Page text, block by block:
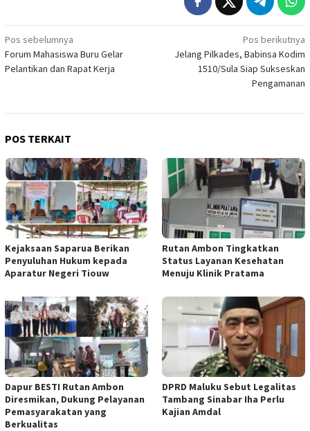
Navigasi
pos
Pos sebelumnya
Forum Mahasiswa Buru Gelar
Pelantikan dan Rapat Kerja
Pos berikutnya
Jelang Pilkades, Babinsa Kodim
1510/Sula Siap Sukseskan
Pengamanan
POS TERKAIT
Kejaksaan Saparua Berikan
Penyuluhan Hukum kepada
Aparatur Negeri Tiouw
Rutan Ambon Tingkatkan
Status Layanan Kesehatan
Menuju Klinik Pratama
Dapur BESTI Rutan Ambon
Diresmikan, Dukung Pelayanan
Pemasyarakatan yang
Berkualitas
DPRD Maluku Sebut Legalitas
Tambang Sinabar Iha Perlu
Kajian Amdal